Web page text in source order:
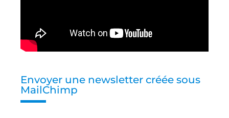
Envoyer une newsletter créée sous
MailChimp